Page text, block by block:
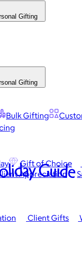
Gifting
Gifting
Bulk Gifting
Gift of Choice
Client Gifts
Appreciation
Guide